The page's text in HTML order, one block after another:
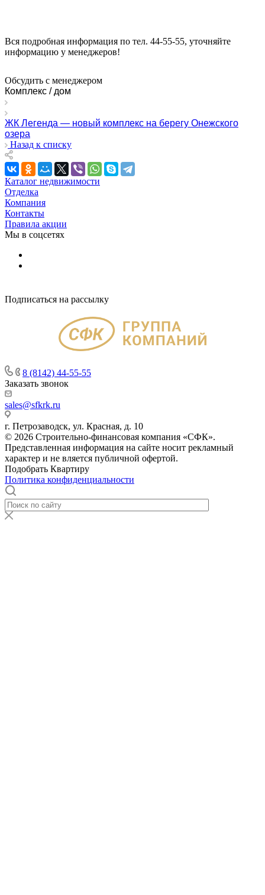
Вся подробная информация по тел. 44-55-55, уточняйте
информацию у менеджеров!
Обсудить с менеджером
Комплекс / дом
ЖК Легенда — новый комплекс на берегу Онежского
озера
Назад к списку
Каталог недвижимости
Отделка
Компания
Контакты
Правила акции
Мы в соцсетях
Подписаться на рассылку
8 (8142) 44-55-55
Заказать звонок
sales@sfkrk.ru
г. Петрозаводск, ул. Красная, д. 10
© 2026 Строительно-финансовая компания «СФК».
Представленная информация на сайте носит рекламный
характер и не вляется публичной офертой.
Подобрать Квартиру
Политика конфиденциальности